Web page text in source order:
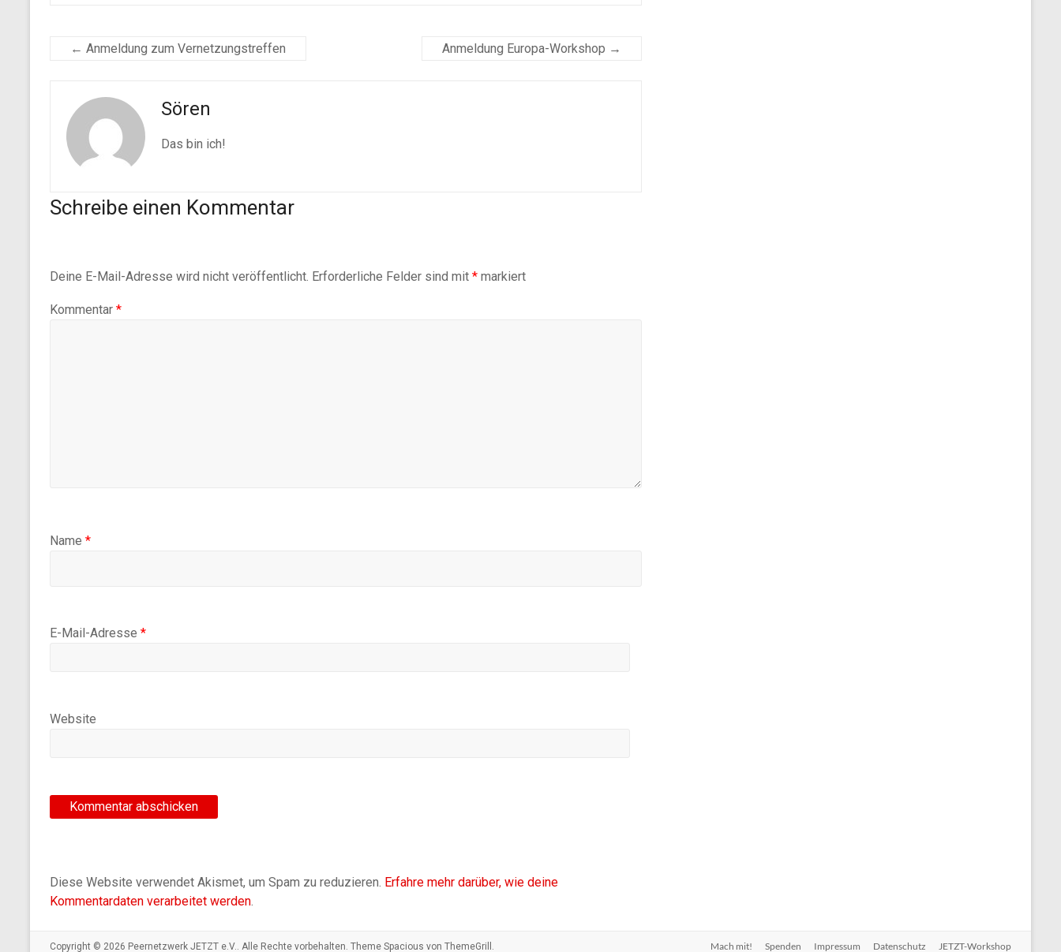
← Anmeldung zum Vernetzungstreffen Anmeldung Europa-Workshop →
Sören
Das bin ich!
Schreibe einen Kommentar
Deine E-Mail-Adresse wird nicht veröffentlicht. Erforderliche Felder sind mit * markiert
Kommentar *
Name *
E-Mail-Adresse *
Website
Diese Website verwendet Akismet, um Spam zu reduzieren. Erfahre mehr darüber, wie deine
Kommentardaten verarbeitet werden
Copyright © 2026 Peernetzwerk JETZT e.V. . Alle Rechte vorbehalten. Theme Spacious von ThemeGrill. Mach mit! Spenden Impressum Datenschutz JETZT-Workshop